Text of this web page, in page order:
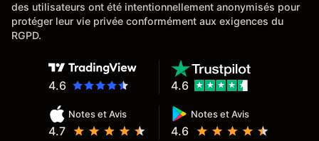
des utilisateurs ont été intentionnellement anonymisés pour
protéger leur vie privée conformément aux exigences du
RGPD.
4.6
Notes et Avis
4.7
Notes et Avis
4.6
4.6